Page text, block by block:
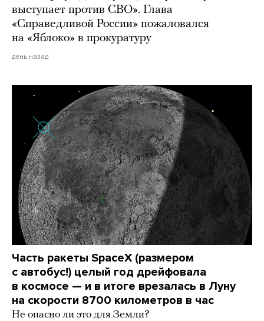
выступает против СВО». Глава
«Справедливой России» пожаловался
на «Яблоко» в прокуратуру
день назад
Часть ракеты SpaceX (размером
с автобус!) целый год дрейфовала
в космосе — и в итоге врезалась в Луну
на скорости 8700 километров в час
Не опасно ли это для Земли?